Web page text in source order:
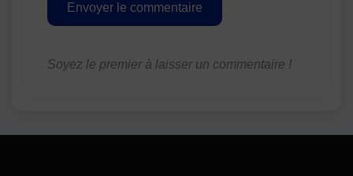
Envoyer le commentaire
Soyez le premier à laisser un commentaire !